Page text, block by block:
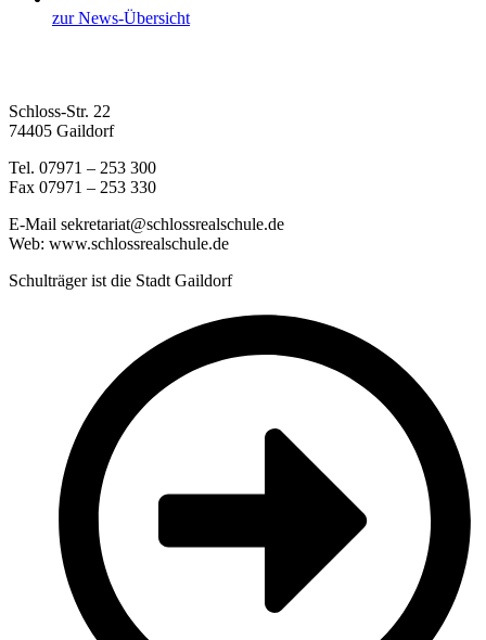
zur News-Übersicht
Schloss-Str. 22
74405 Gaildorf
Tel. 07971 – 253 300
Fax 07971 – 253 330
E-Mail sekretariat@schlossrealschule.de
Web: www.schlossrealschule.de
Schulträger ist die Stadt Gaildorf